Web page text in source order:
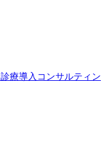
療導入コンサルティン